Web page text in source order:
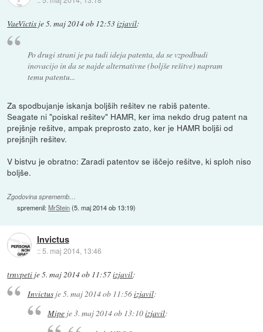
VaeVictis je5. maj 2014 ob 12:53izjavil:
Po drugi strani je pa tudi ideja patenta, da se vzpodbudi
inovacijo in da se najde alternativne (boljše rešitve) napram
temu patentu...
Za spodbujanje iskanja boljših rešitev ne rabiš patente.
Seagate ni "poiskal rešitev" HAMR, ker ima nekdo drug patent na
prejšnje rešitve, ampak preprosto zato, ker je HAMR boljši od
prejšnjih rešitev.
V bistvu je obratno: Zaradi patentov se iščejo rešitve, ki sploh niso
boljše.
Zgodovina sprememb…
spremenil:MrStein(5. maj 2014 ob 13:19)
Invictus
::5. maj 2014, 13:46
trnvpeti je5. maj 2014 ob 11:57izjavil:
Invictusje5. maj 2014 ob 11:56izjavil:
Mipe je3. maj 2014 ob 13:10izjavil: